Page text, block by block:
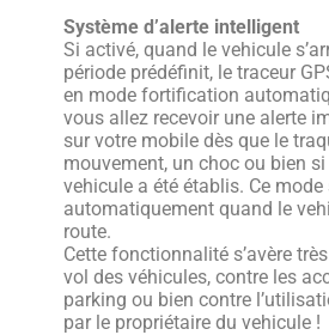
Système d’alerte intelligent
Si activé, quand le vehicule
période prédéfinit, le traceur
en mode fortification
vous allez recevoir une alerte
sur votre mobile dès que le
mouvement, un choc ou bien
vehicule a été établis. Ce
automatiquement quand le
route.
Cette fonctionnalité s’avère
vol des véhicules, contre les
parking ou bien contre
par le propriétaire du vehicule !